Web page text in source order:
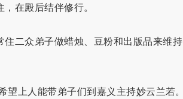
在殿后结伴修行。
二众弟子做蜡烛、豆粉和出版品来维持
上人能带弟子们到嘉义主持妙云兰若。